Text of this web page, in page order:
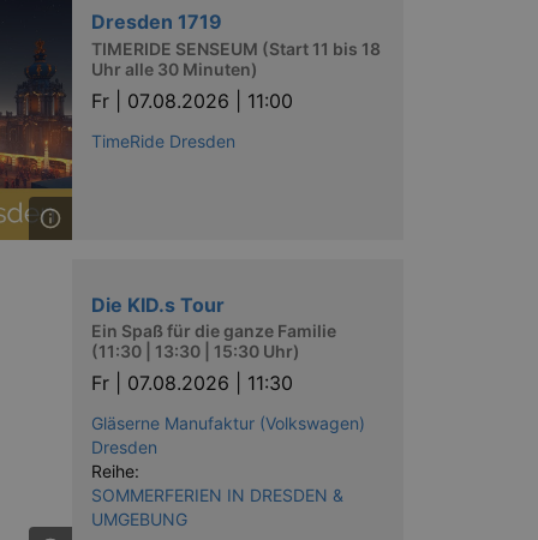
Dresden 1719
TIMERIDE SENSEUM (Start 11 bis 18
Uhr alle 30 Minuten)
Fr | 07.08.2026 | 11:00
TimeRide Dresden
Die KID.s Tour
Ein Spaß für die ganze Familie
(11:30 | 13:30 | 15:30 Uhr)
Fr | 07.08.2026 | 11:30
Gläserne Manufaktur (Volkswagen)
Dresden
Reihe:
SOMMERFERIEN IN DRESDEN &
UMGEBUNG
Cross-Site Request Forgery
Cross-Site Request Forgery
Analytics - which is a
assigning a randomly
in each page request
and campaign data for the
after 2 years, although
2017 no information is
update a unique value for
Analytics, according
rate - limiting the
after 10 minutes.